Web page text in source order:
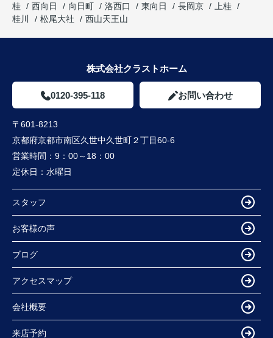
桂
西向日 向日町 洛西口 東向日 長岡京
上桂
桂川
松尾大社 西山天王山
株式会社クラストホーム
0120-395-118 お問い合わせ
〒601-8213
京都府京都市南区久世中久世町２丁目60-6
営業時間： 9：00～18：00
定休日： 水曜日
スタッフ
お客様の声
ブログ
アクセスマップ
会社概要
来店予約